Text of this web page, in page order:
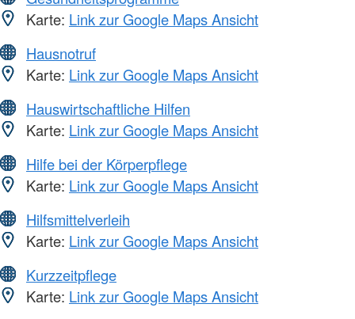
Karte: Link zur Google Maps Ansicht
Hausnotruf
Karte: Link zur Google Maps Ansicht
Hauswirtschaftliche Hilfen
Karte: Link zur Google Maps Ansicht
Hilfe bei der Körperpflege
Karte: Link zur Google Maps Ansicht
Hilfsmittelverleih
Karte: Link zur Google Maps Ansicht
Kurzzeitpflege
Karte: Link zur Google Maps Ansicht